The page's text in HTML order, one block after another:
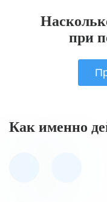
при
Как именно